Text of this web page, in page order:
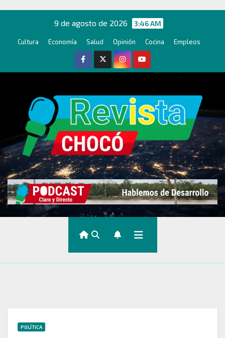
contenido
9 de agosto de 2026 3:46 AM
Cultura Economía Salud Opinión Cocina Empleos
POLÍTICA